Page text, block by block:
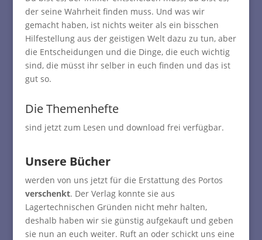
der seine Wahrheit finden muss. Und was wir
gemacht haben, ist nichts weiter als ein bisschen
Hilfestellung aus der geistigen Welt dazu zu tun, aber
die Entscheidungen und die Dinge, die euch wichtig
sind, die müsst ihr selber in euch finden und das ist
gut so.
DieThemenhefte
sind jetzt zum Lesen und download frei verfügbar.
Unsere Bücher
werden von uns jetzt für die Erstattung des Portos
verschenkt. Der Verlag konnte sie aus
Lagertechnischen Gründen nicht mehr halten,
deshalb haben wir sie günstig aufgekauft und geben
sie nun an euch weiter. Ruft an oder schickt uns eine